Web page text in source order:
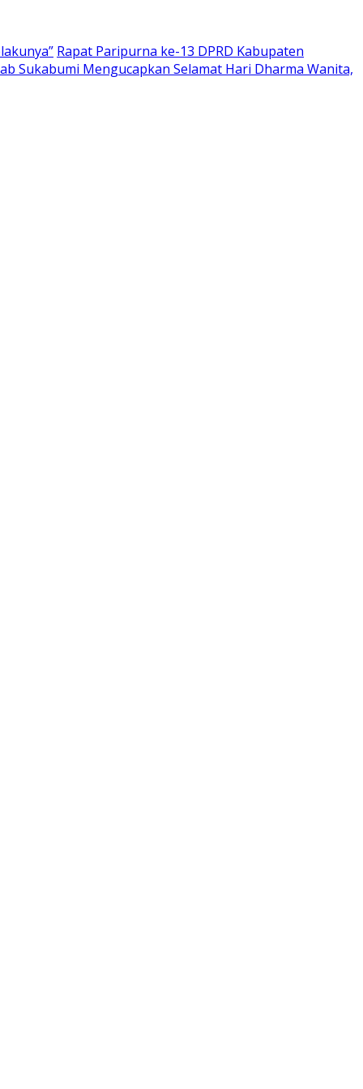
Rapat Paripurna ke-13 DPRD Kabupaten
Sukabumi Mengucapkan Selamat Hari Dharma Wanita,